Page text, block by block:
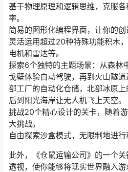
基于物理原理和逻辑思维，克服
率。
简易的图形化编程界面，让你的创
灵活运用超过20种特殊功能积木
电机和雷达等。
探索6个独特的主题场景：从森林
戈壁体验自动驾驶，再到火山隧
部工厂的自动化仓储，北部冰原
后到阳光海岸让无人机飞上天空。
挑战20个精心设计的关卡，随着
大挑战。
自由探索沙盒模式，无限制地进行
此外，《仓鼠运输公司》的一个
透视，使你能够将现实世界融入游